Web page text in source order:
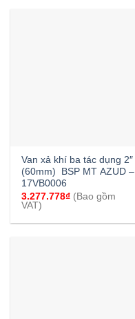
Van xả khí ba tác dụng 2″
(60mm) BSP MT AZUD –
17VB0006
3.277.778₫ (Bao gồm
VAT)